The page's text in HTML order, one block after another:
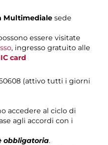
Multimediale sede
essere visitate
, ingresso gratuito alle
card
(attivo tutti i giorni
accedere al ciclo di
agli accordi con i
obbligatoria.